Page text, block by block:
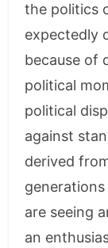
the politics
expectedly
because of
political
political
against
derived
are seeing
an